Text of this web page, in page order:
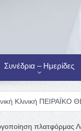
Συνέδρια – Ημερίδες
πλατφόρμας